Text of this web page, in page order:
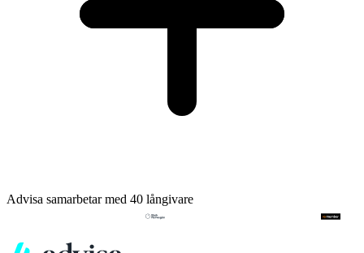
Advisa samarbetar med 40 långivare